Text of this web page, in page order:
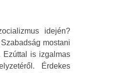
idején?
mostani
Ezúttal is izgalmas
Érdekes